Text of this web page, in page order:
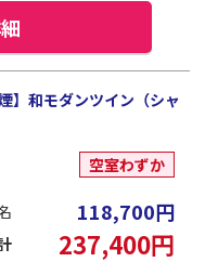
】和モダンツイン（シャ
空室わずか
118,700円
237,400円